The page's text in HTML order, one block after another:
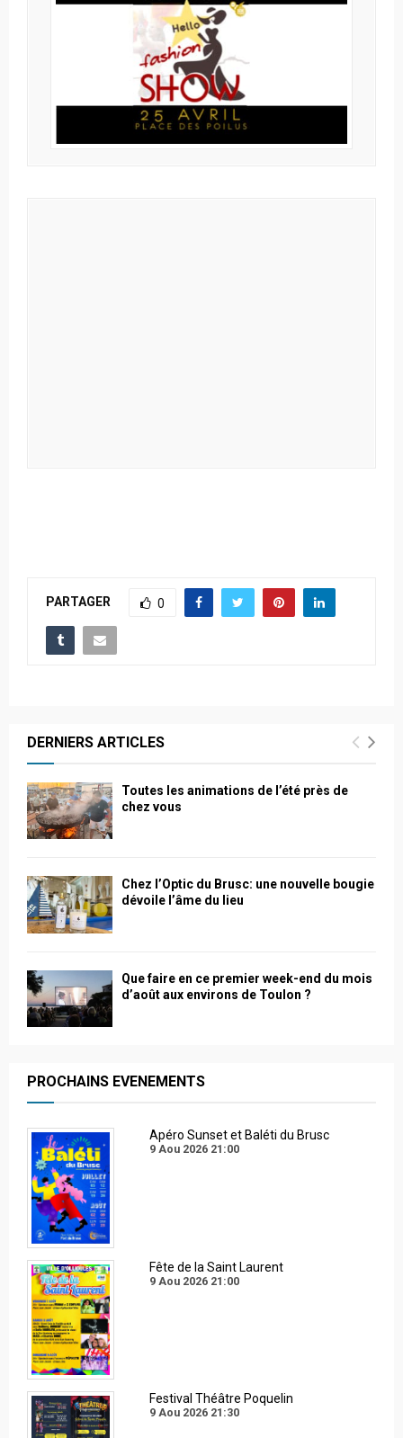
PARTAGER 0
DERNIERS ARTICLES
Toutes les animations de l’été près de
chez vous
Chez l’Optic du Brusc: une nouvelle bougie
dévoile l’âme du lieu
Que faire en ce premier week-end du mois
d’août aux environs de Toulon ?
PROCHAINS EVENEMENTS
Apéro Sunset et Baléti du Brusc
9 Aou 2026 21:00
Fête de la Saint Laurent
9 Aou 2026 21:00
Festival Théâtre Poquelin
9 Aou 2026 21:30